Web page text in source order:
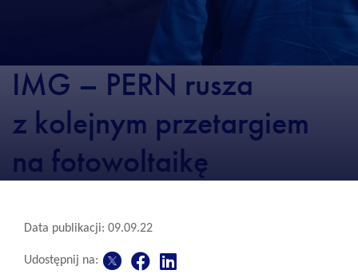
IMG – PERN rusza
z kolejnym przetargiem
na fotowoltaikę
Data publikacji: 09.09.22
Udostępnij na: